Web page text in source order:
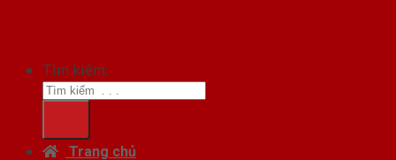
Tìm kiếm:
Trang chủ